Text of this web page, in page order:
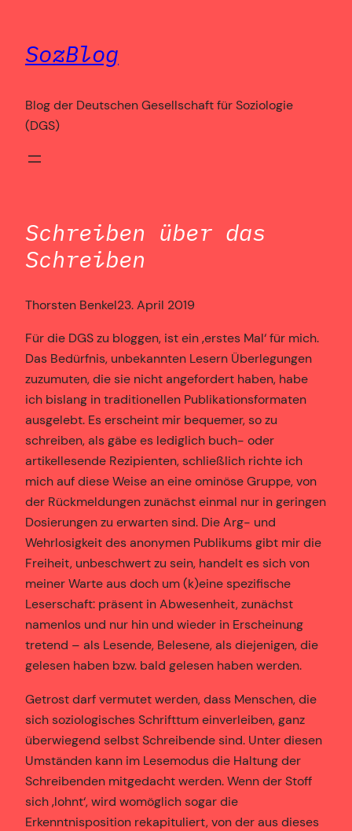
springen
SozBlog
Blog der Deutschen Gesellschaft für Soziologie
(DGS)
Schreiben über das
Schreiben
Thorsten Benkel23. April 2019
Für die DGS zu bloggen, ist ein ‚erstes Mal‘ für mich.
Das Bedürfnis, unbekannten Lesern Überlegungen
zuzumuten, die sie nicht angefordert haben, habe
ich bislang in traditionellen Publikationsformaten
ausgelebt. Es erscheint mir bequemer, so zu
schreiben, als gäbe es lediglich buch- oder
artikellesende Rezipienten, schließlich richte ich
mich auf diese Weise an eine ominöse Gruppe, von
der Rückmeldungen zunächst einmal nur in geringen
Dosierungen zu erwarten sind. Die Arg- und
Wehrlosigkeit des anonymen Publikums gibt mir die
Freiheit, unbeschwert zu sein, handelt es sich von
meiner Warte aus doch um (k)eine spezifische
Leserschaft: präsent in Abwesenheit, zunächst
namenlos und nur hin und wieder in Erscheinung
tretend – als Lesende, Belesene, als diejenigen, die
gelesen haben bzw. bald gelesen haben werden.
Getrost darf vermutet werden, dass Menschen, die
sich soziologisches Schrifttum einverleiben, ganz
überwiegend selbst Schreibende sind. Unter diesen
Umständen kann im Lesemodus die Haltung der
Schreibenden mitgedacht werden. Wenn der Stoff
sich ‚lohnt‘, wird womöglich sogar die
Erkenntnisposition rekapituliert, von der aus dieses